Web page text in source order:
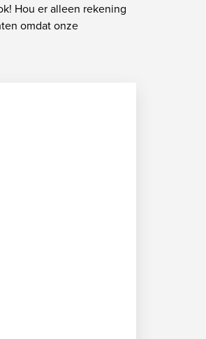
Hou er alleen rekening
omdat onze